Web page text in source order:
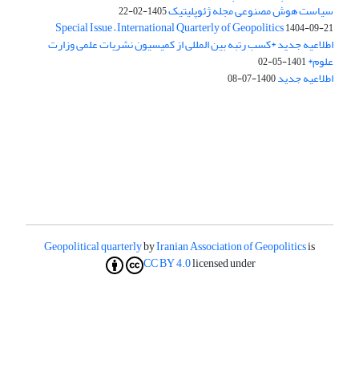
سیاست هوش مصنوعی مجله ژئوپلیتیک1405-02-22
Special Issue – International Quarterly of Geopolitics1404-09-21
اطلاعیه جدید *کسب رتبه بین المللی از کمیسیون نشریات علمی وزارت
علوم*1401-05-02
اطلاعیه جدید1400-07-08
Geopolitical quarterlybyIranian Association of Geopoliticsis
licensed under
CC BY 4.0